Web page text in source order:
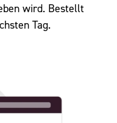
wird. Bestellt
Tag.